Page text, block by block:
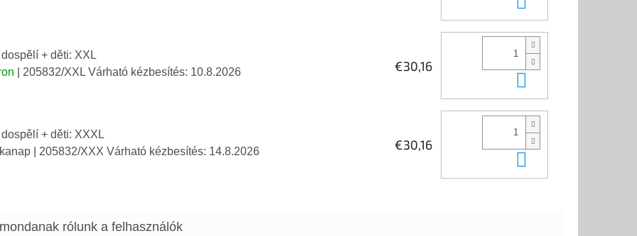
+ děti: XXL
| 205832/XXL Várható kézbesítés: 10.8.2026 €30,16
+ děti: XXXL
| 205832/XXX Várható kézbesítés: 14.8.2026 €30,16